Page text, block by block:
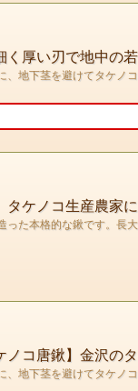
く厚い刃で地中の
地下茎を避けてタケノ
タケノコ生産農家
た本格的な鍬です。長
ノコ唐鍬】金沢の
地下茎を避けてタケノ